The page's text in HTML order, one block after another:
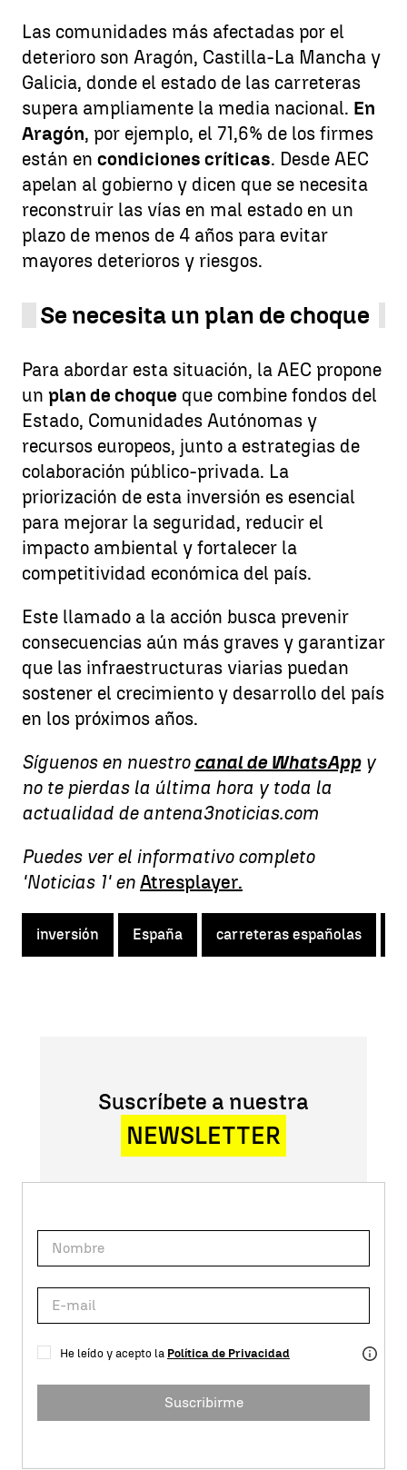
Las comunidades más afectadas por el
deterioro son Aragón, Castilla-La Mancha y
Galicia, donde el estado de las carreteras
supera ampliamente la media nacional. En
Aragón, por ejemplo, el 71,6% de los firmes
están en condiciones críticas. Desde AEC
apelan al gobierno y dicen que se necesita
reconstruir las vías en mal estado en un
plazo de menos de 4 años para evitar
mayores deterioros y riesgos.
Se necesita un plan de choque
Para abordar esta situación, la AEC propone
un plan de choque que combine fondos del
Estado, Comunidades Autónomas y
recursos europeos, junto a estrategias de
colaboración público-privada. La
priorización de esta inversión es esencial
para mejorar la seguridad, reducir el
impacto ambiental y fortalecer la
competitividad económica del país.
Este llamado a la acción busca prevenir
consecuencias aún más graves y garantizar
que las infraestructuras viarias puedan
sostener el crecimiento y desarrollo del país
en los próximos años.
Síguenos en nuestro canal de WhatsAppy
no te pierdas la última hora y toda la
actualidad de antena3noticias.com
Puedes ver el informativo completo
'Noticias 1' en Atresplayer.
inversión España carreteras españolas
Suscríbete a nuestra
NEWSLETTER
He leído y acepto la Política de Privacidad
Suscribirme